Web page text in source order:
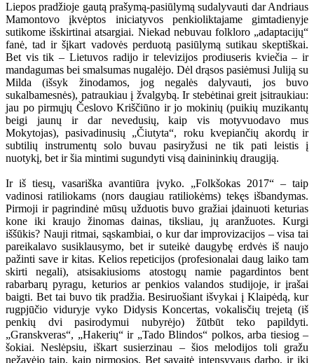
Liepos pradžioje gautą prašymą-pasiūlymą sudalyvauti dar Andriaus
Mamontovo įkvėptos iniciatyvos penkioliktajame gimtadienyje
sutikome išskirtinai atsargiai. Niekad nebuvau folkloro „adaptacijų“
fanė, tad ir šįkart vadovės perduotą pasiūlymą sutikau skeptiškai.
Bet vis tik – Lietuvos radijo ir televizijos prodiuseris kviečia – ir
mandagumas bei smalsumas nugalėjo. Dėl drąsos pasiėmusi Juliją su
Milda (išsyk žinodamos, jog negalės dalyvauti, jos buvo
sukalbamesnės), patraukiau į žvalgybą. Ir stebėtinai greit įsitraukiau:
jau po pirmųjų Česlovo Kriščiūno ir jo mokinių (puikių muzikantų
beigi jaunų ir dar nevedusių, kaip vis motyvuodavo mus
Mokytojas), pasivadinusių „Čiutyta“, roku kvepiančių akordų ir
subtilių instrumentų solo buvau pasiryžusi ne tik pati leistis į
nuotykį, bet ir šia mintimi sugundyti visą dainininkių draugiją.
Ir iš tiesų, vasariška avantiūra įvyko. „Folkšokas 2017“ – taip
vadinosi ratiliokams (nors daugiau ratiliokėms) tekęs išbandymas.
Pirmoji ir pagrindinė mūsų užduotis buvo gražiai įdainuoti keturias
kone iki kraujo žinomas dainas, tiksliau, jų aranžuotes. Kurgi
iššūkis? Nauji ritmai, sąskambiai, o kur dar improvizacijos – visa tai
pareikalavo susiklausymo, bet ir suteikė daugybę erdvės iš naujo
pažinti save ir kitas. Kelios repeticijos (profesionalai daug laiko tam
skirti negali), atsisakiusioms atostogų namie pagardintos bent
rabarbarų pyragu, keturios ar penkios valandos studijoje, ir įrašai
baigti. Bet tai buvo tik pradžia. Besiruošiant išvykai į Klaipėdą, kur
rugpjūčio viduryje vyko Didysis Koncertas, vokalisčių trejetą (iš
penkių dvi pasirodymui nubyrėjo) žūtbūt teko papildyti.
„Granskveras“, „Hakerių“ ir „Tado Blindos“ polkos, arba tiesiog –
šokiai. Neslėpsiu, iškart susierzinau – šios melodijos toli gražu
nežavėjo taip, kaip pirmosios. Bet savaitė intensyvaus darbo, ir iki